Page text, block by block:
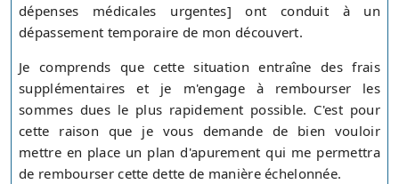
dépenses médicales urgentes] ont conduit à un
dépassement temporaire de mon découvert.
Je comprends que cette situation entraîne des frais
supplémentaires et je m'engage à rembourser les
sommes dues le plus rapidement possible. C'est pour
cette raison que je vous demande de bien vouloir
mettre en place un plan d'apurement qui me permettra
de rembourser cette dette de manière échelonnée.